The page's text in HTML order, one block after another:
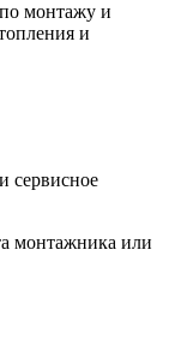
монтажу и
и
сервисное
монтажника или